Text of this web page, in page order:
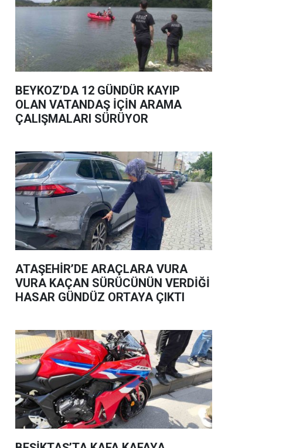
BEYKOZ’DA 12 GÜNDÜR KAYIP
OLAN VATANDAŞ İÇİN ARAMA
ÇALIŞMALARI SÜRÜYOR
ATAŞEHİR’DE ARAÇLARA VURA
VURA KAÇAN SÜRÜCÜNÜN VERDİĞİ
HASAR GÜNDÜZ ORTAYA ÇIKTI